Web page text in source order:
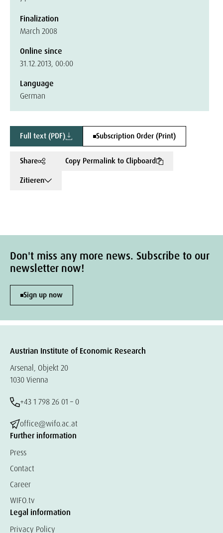
Finalization
March 2008
Online since
31.12.2013, 00:00
Language
German
Full text (PDF) Subscription Order (Print)
Share
Copy Permalink to Clipboard
Zitieren
Don't miss any more news. Subscribe to our
newsletter now!
Sign up now
Austrian Institute of Economic Research
Arsenal, Objekt 20
1030 Vienna
+43 1 798 26 01 – 0
office@wifo.ac.at
Further information
Press
Contact
Career
WIFO.tv
Legal information
Privacy Policy